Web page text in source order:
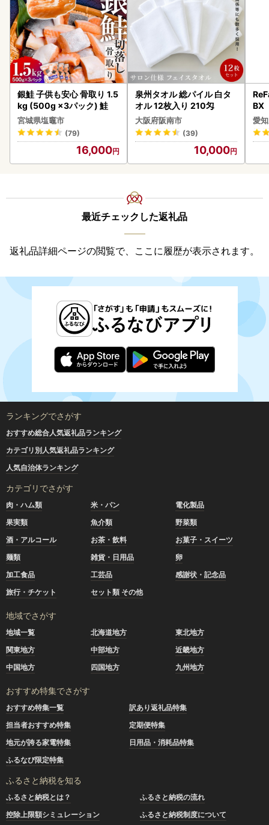
銀鮭 子供も安心 骨取り 1.5
kg (500g ×3パック) 鮭
宮城県塩竈市
(79)
16,000
泉州タオル 総パイル 白タ
オル 12枚入り 210匁
大阪府阪南市
(39)
10,000
BX
ー
ファ
愛
最近チェックした返礼品
返礼品詳細ページの閲覧で、ここに履歴が表示されます。
ランキングでさがす
おすすめ総合人気返礼品ランキング
カテゴリ別人気返礼品ランキング
人気自治体ランキング
カテゴリでさがす
肉・ハム類 米・パン
電化製品
果実類
魚介類
野菜類
酒・アルコール
お茶・飲料
お菓子・スイーツ
麺類
雑貨・日用品
卵
加工食品
工芸品
感謝状・記念品
旅行・チケット
セット類 その他
地域でさがす
地域一覧 北海道地方
東北地方
関東地方
中部地方
近畿地方
中国地方
四国地方 九州地方
おすすめ特集でさがす
おすすめ特集一覧
訳あり返礼品特集
担当者おすすめ特集
定期便特集
地元が誇る家電特集
日用品・消耗品特集
ふるなび限定特集
ふるさと納税を知る
ふるさと納税とは？
ふるさと納税の流れ
控除上限額シミュレーション
ふるさと納税制度について